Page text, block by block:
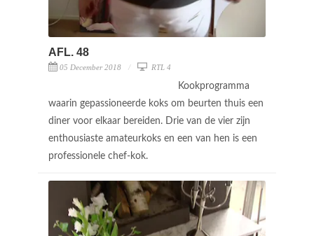
AFL. 48
05 December 2018 RTL 4
Kookprogramma
waarin gepassioneerde koks om beurten thuis een
diner voor elkaar bereiden. Drie van de vier zijn
enthousiaste amateurkoks en een van hen is een
professionele chef-kok.